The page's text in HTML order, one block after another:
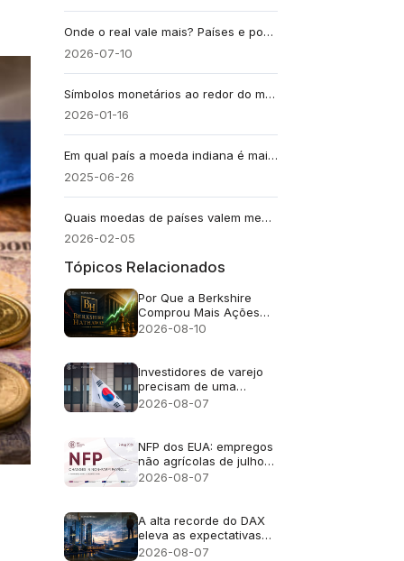
Onde o real vale mais? Países e poder de compra
2026-07-10
Símbolos monetários ao redor do mundo (lista completa)
2026-01-16
Em qual país a moeda indiana é mais valorizada? Lista dos 15 principais
2025-06-26
Quais moedas de países valem menos que a Índia em 2026? Lista dos 30 principais
2026-02-05
Tópicos Relacionados
Por Que a Berkshire
Comprou Mais Ações
Após 14 Trimestres de
2026-08-10
Investidores de varejo
precisam de uma
abordagem cuidadosa
da IA
2026-08-07
NFP dos EUA: empregos
não agrícolas de julho
de 2026 - Anterior: 57
2026-08-07
A alta recorde do DAX
eleva as expectativas
de lucros para as ações
2026-08-07